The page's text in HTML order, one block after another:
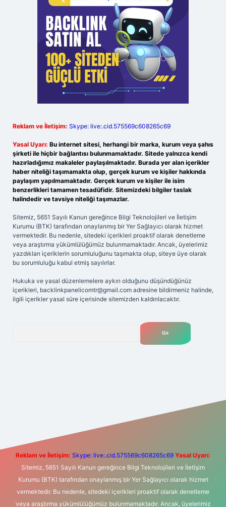
Reklam ve İletişim: Skype: live:.cid.575569c608265c69
Yasal Uyarı: Bu internet sitesi, herhangi bir marka, kurum veya şahıs
şirketi ile hiçbir bağlantısı bulunmamaktadır. Sitede yalnızca kendi
hazırladığımız makaleler paylaşılmaktadır. Burada yer alan içerikler
haber niteliği taşımamakta olup, gerçek kurum ve kişiler hakkında
paylaşım yapılmamaktadır. Gerçek kurum ve kişiler ile isim
benzerlikleri tamamen tesadüfidir. Sitemizdeki bilgiler taslak
halindedir ve tavsiye niteliği taşımazlar.
Sitemiz, 5651 Sayılı Kanun gereğince Bilgi Teknolojileri ve İletişim
Kurumu (BTK) tarafından onaylanmış bir Yer Sağlayıcı olarak hizmet
vermektedir. Bu nedenle, sitedeki içerikleri proaktif olarak denetleme
veya araştırma yükümlülüğümüz bulunmamaktadır. Ancak, üyelerimiz
yazdıkları içeriklerin sorumluluğunu taşımakta olup, siteye üye olarak
bu sorumluluğu kabul etmiş sayılırlar.
Hukuka ve yasal düzenlemelere aykırı olduğunu düşündüğünüz
içerikleri, backlinkpanelicomtr@gmail.com adresine bildirmeniz halinde,
ilgili içerikler yasal süre içerisinde sitemizden kaldırılacaktır.
Reklam ve İletişim: Skype: live:.cid.575569c608265c69 Yasal Uyarı:
Sitemiz, 5651 Sayılı Kanun gereğince Bilgi Teknolojileri ve İletişim
Kurumu (BTK) tarafından onaylanmış bir Yer Sağlayıcı olarak hizmet
vermektedir. Bu nedenle, sitedeki içerikleri proaktif olarak denetleme
veya araştırma yükümlülüğümüz bulunmamaktadır. Ancak, üyelerimiz